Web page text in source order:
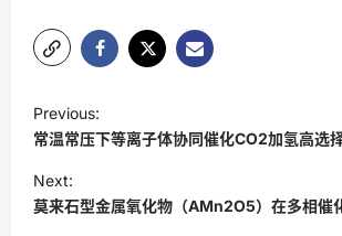
P
o
s
t
Previous:
常温常压下等离子体协同催化CO2加氢高选
Next:
莫来石型金属氧化物（AMn2O5）在多相催